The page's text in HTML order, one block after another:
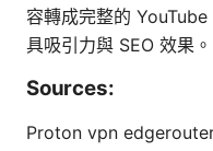
容轉成完整的
具吸引力與 SEO 效果。
Sources:
Proton vpn